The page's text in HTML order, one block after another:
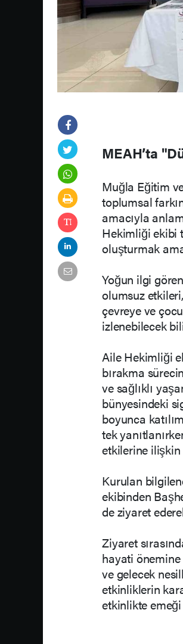
MEAH’ta
Muğla Eğitim
toplumsal
amacıyla
Hekimliği ekibi
oluşturmak
Yoğun ilgi
olumsuz
çevreye ve
izlenebilecek
Aile Hekimliği
bırakma
ve sağlıklı
bünyesindeki
boyunca
tek
etkilerine ilişkin
Kurulan
ekibinden
de ziyaret
Ziyaret
hayati önemine
ve gelecek
etkinliklerin
etkinlikte